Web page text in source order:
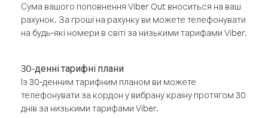
Сума вашого поповнення Viber Out вноситься на ваш
рахунок. За гроші на рахунку ви можете телефонувати
на будь-які номери в світі за низькими тарифами Viber.
30-денні тарифні плани
Із 30-денним тарифним планом ви можете
телефонувати за кордон у вибрану країну протягом 30
днів за низькими тарифами Viber.